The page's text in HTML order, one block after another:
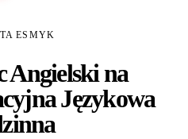
ESMYK
Angielski na
Językowa